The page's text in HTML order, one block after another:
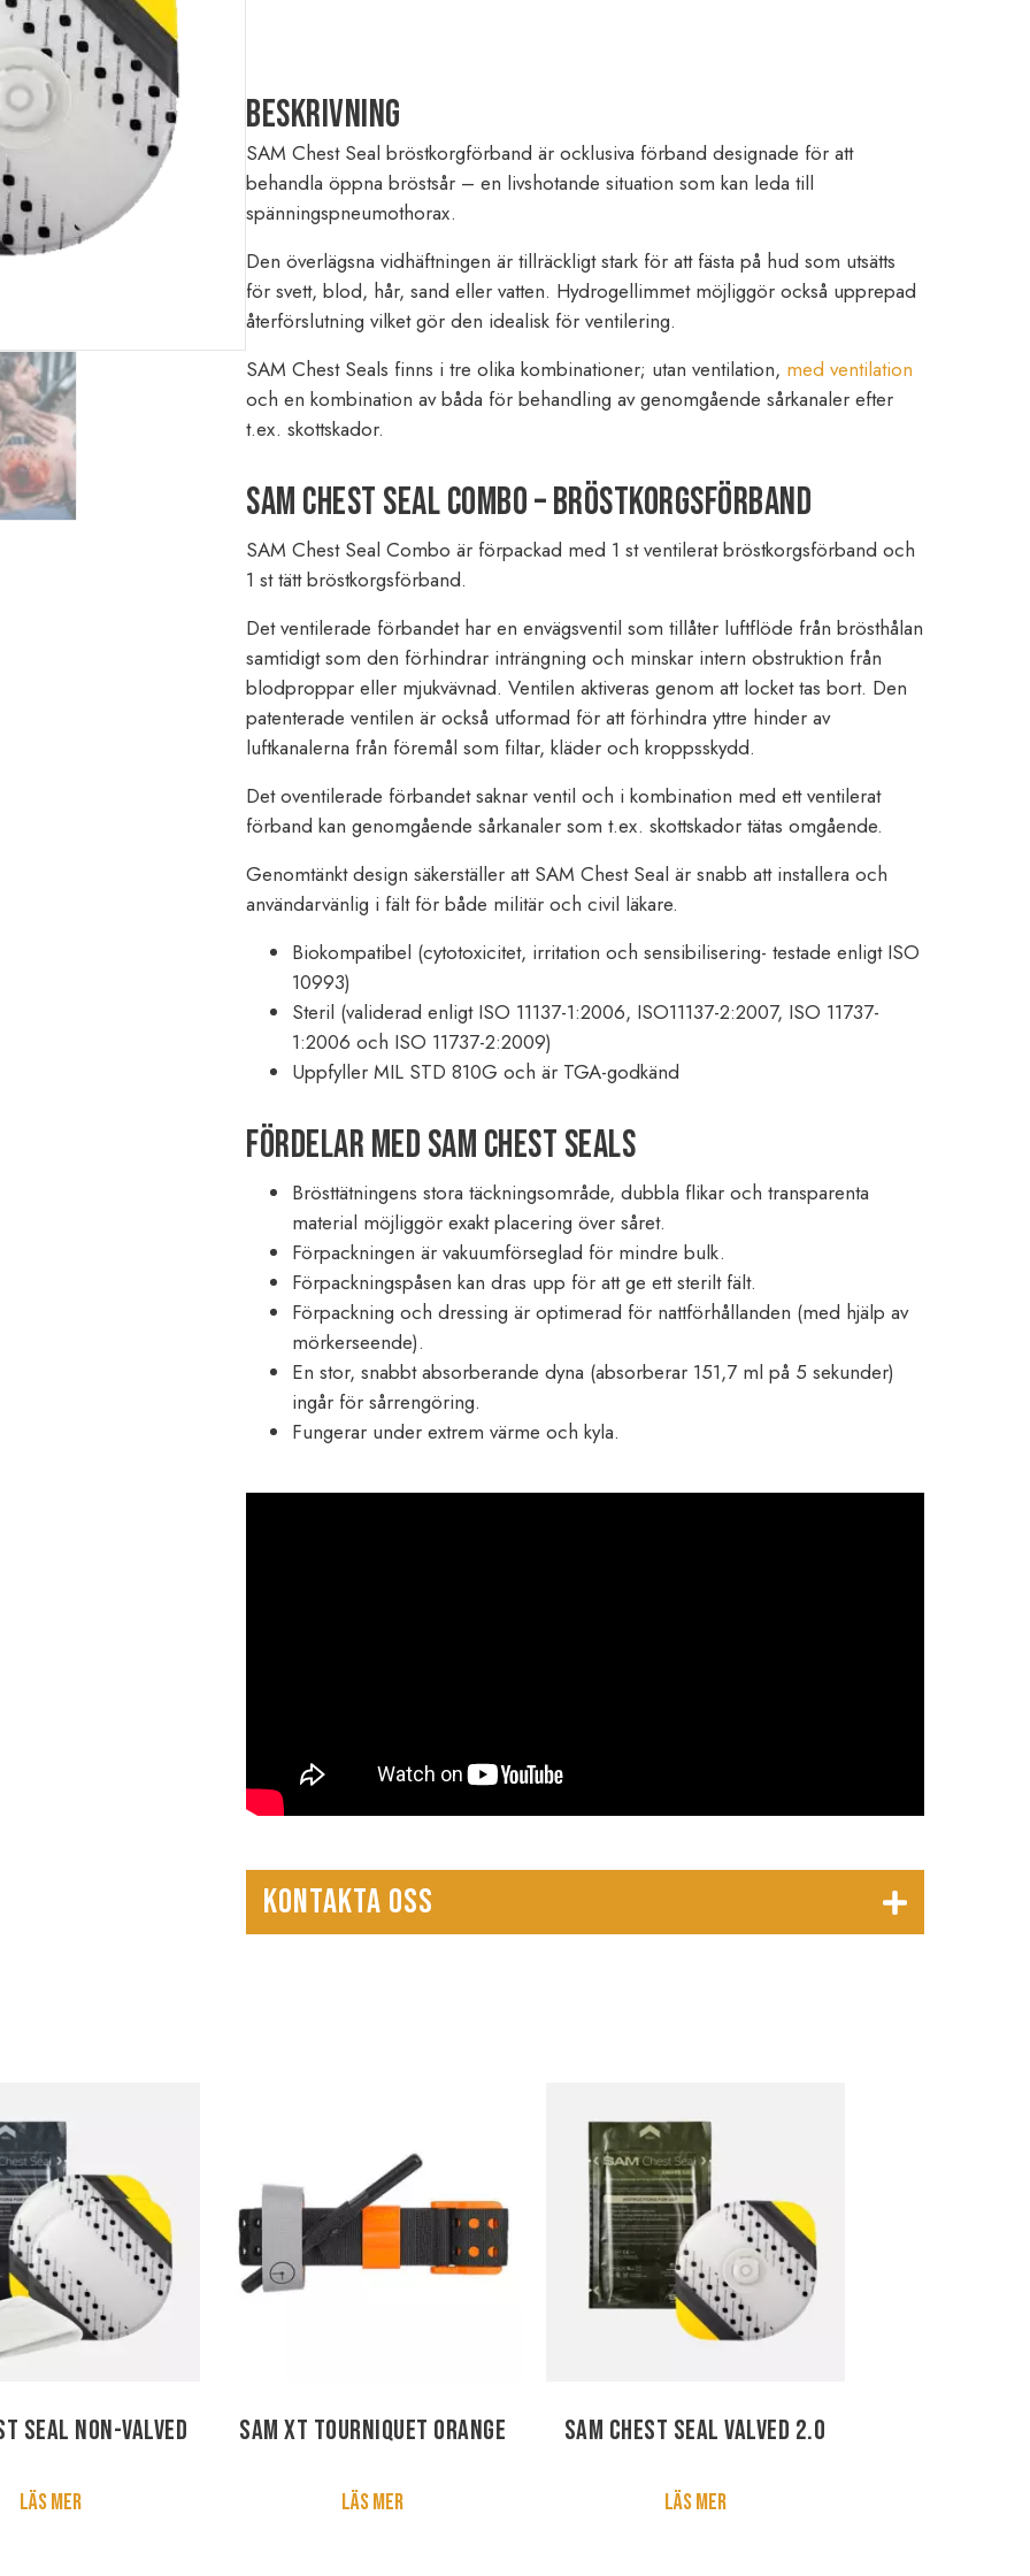
Beskrivning
SAM Chest Seal bröstkorgförband är ocklusiva förband designade för att
behandla öppna bröstsår – en livshotande situation som kan leda till
spänningspneumothorax.
Den överlägsna vidhäftningen är tillräckligt stark för att fästa på hud som utsätts
för svett, blod, hår, sand eller vatten. Hydrogellimmet möjliggör också upprepad
återförslutning vilket gör den idealisk för ventilering.
SAM Chest Seals finns i tre olika kombinationer; utan ventilation, med ventilation
och en kombination av båda för behandling av genomgående sårkanaler efter
t.ex. skottskador.
SAM Chest Seal COMBO – bröstkorgsförband
SAM Chest Seal Combo är förpackad med 1 st ventilerat bröstkorgsförband och
1 st tätt bröstkorgsförband.
Det ventilerade förbandet har en envägsventil som tillåter luftflöde från brösthålan
samtidigt som den förhindrar inträngning och minskar intern obstruktion från
blodproppar eller mjukvävnad. Ventilen aktiveras genom att locket tas bort. Den
patenterade ventilen är också utformad för att förhindra yttre hinder av
luftkanalerna från föremål som filtar, kläder och kroppsskydd.
Det oventilerade förbandet saknar ventil och i kombination med ett ventilerat
förband kan genomgående sårkanaler som t.ex. skottskador tätas omgående.
Genomtänkt design säkerställer att SAM Chest Seal är snabb att installera och
användarvänlig i fält för både militär och civil läkare.
Biokompatibel (cytotoxicitet, irritation och sensibilisering- testade enligt ISO
10993)
Steril (validerad enligt ISO 11137-1:2006, ISO11137-2:2007, ISO 11737-
1:2006 och ISO 11737-2:2009)
Uppfyller MIL STD 810G och är TGA-godkänd
Fördelar med SAM Chest Seals
Brösttätningens stora täckningsområde, dubbla flikar och transparenta
material möjliggör exakt placering över såret.
Förpackningen är vakuumförseglad för mindre bulk.
Förpackningspåsen kan dras upp för att ge ett sterilt fält.
Förpackning och dressing är optimerad för nattförhållanden (med hjälp av
mörkerseende).
En stor, snabbt absorberande dyna (absorberar 151,7 ml på 5 sekunder)
ingår för sårrengöring.
Fungerar under extrem värme och kyla.
KONTAKTA OSS
Seal non-valved
Läs mer
SAM XT Tourniquet Orange
Läs mer
SAM Chest Seal Valved 2.0
Läs mer